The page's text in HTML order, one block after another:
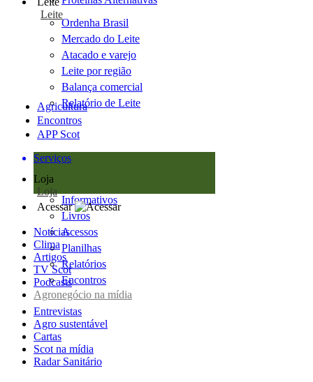
Leite
Ordenha Brasil
Mercado do Leite
Atacado e varejo
Leite por região
Balança comercial
Relatório de Leite
Agricultura
Encontros
APP Scot
Serviços
Loja
Loja
Informativos
Livros
Acessos
Planilhas
Relatórios
Encontros
Acessar
Notícias
Clima
Artigos
TV Scot
Podcasts
Agronegócio na mídia
Entrevistas
Agro sustentável
Cartas
Scot na mídia
Radar Sanitário